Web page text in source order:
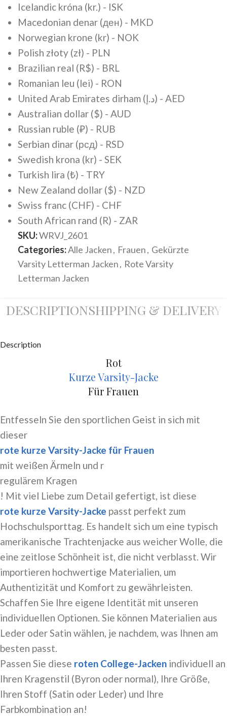
Icelandic króna (kr.) - ISK
Macedonian denar (ден) - MKD
Norwegian krone (kr) - NOK
Polish złoty (zł) - PLN
Brazilian real (R$) - BRL
Romanian leu (lei) - RON
United Arab Emirates dirham (د.إ) - AED
Australian dollar ($) - AUD
Russian ruble (₽) - RUB
Serbian dinar (рсд) - RSD
Swedish krona (kr) - SEK
Turkish lira (₺) - TRY
New Zealand dollar ($) - NZD
Swiss franc (CHF) - CHF
South African rand (R) - ZAR
SKU:WRVJ_2601
Categories:Alle Jacken, Frauen, Gekürzte
Varsity Letterman Jacken, Rote Varsity
Letterman Jacken
DESCRIPTIONSHIPPING & DELIVERY
Description
Rot
Kurze Varsity-Jacke
Für Frauen
Entfesseln Sie den sportlichen Geist in sich mit
dieser
rote kurze Varsity-Jacke für Frauen
mit weißen Ärmeln und r
regulärem Kragen
! Mit viel Liebe zum Detail gefertigt, ist diese
rote kurze Varsity-Jacke passt perfekt zum
Hochschulsporttag. Es handelt sich um eine typisch
amerikanische Trachtenjacke aus weicher Wolle, die
eine zeitlose Schönheit ist, die nicht verblasst. Wir
importieren hochwertige Materialien, um
Authentizität und Komfort zu gewährleisten.
Schaffen Sie Ihre eigene Identität mit unseren
individuellen Optionen. Sie können Materialien aus
Leder oder Satin wählen, je nachdem, was Ihnen am
besten passt.
Passen Sie diese roten College-Jacken individuell an
Ihren Kragenstil (Byron oder normal), Ihre Größe,
Ihren Stoff (Satin oder Leder) und Ihre
Farbkombination an!